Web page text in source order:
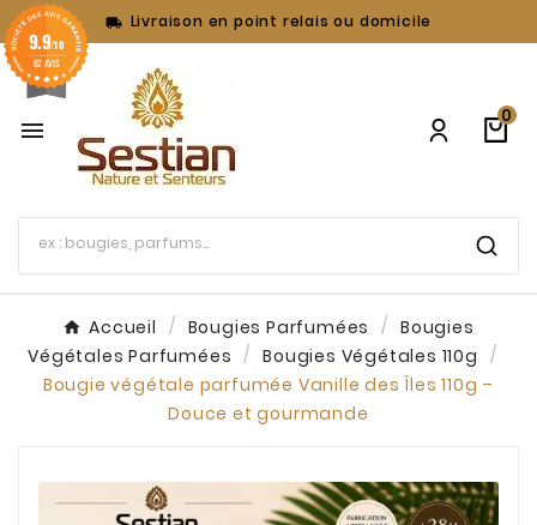
 Livraison en point relais ou domicile

0
Accueil Bougies Parfumées
Bougies
Végétales Parfumées
Bougies Végétales 110g
Bougie végétale parfumée Vanille des Îles 110g –
Douce et gourmande
9.9/10
62 AVIS